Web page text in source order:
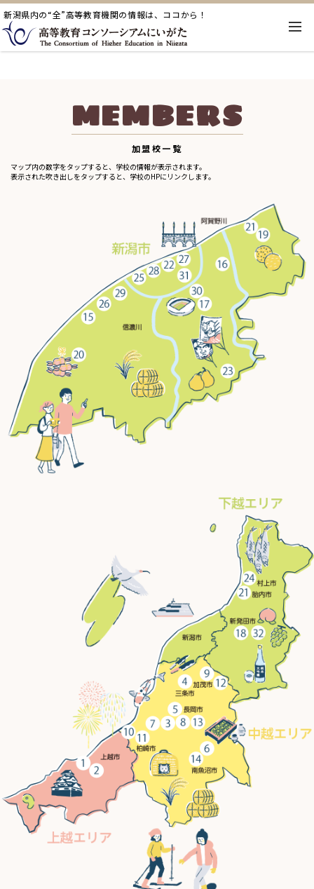
新潟県内の“全”高等教育機関の情報は、ココから！
MEMBERS
加盟校一覧
マップ内の数字をタップする と、学校の情報が表示されます。
表示された吹き出しをタップすると、学校のHPにリンクします。